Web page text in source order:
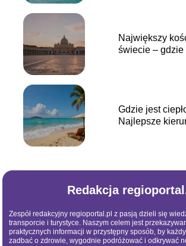
Największy
świecie – gdzie
Gdzie jest
Najlepsze
Redakcja
Zespół redakcyjny regioportal.pl z pasją dzieli się
transporcie i turystyce. Naszym celem jest
praktycznych informacji w przystępny sposób, by
zadbać o zdrowie, wygodnie podróżować i odkrywać